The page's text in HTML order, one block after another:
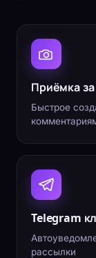
Приёмка
Быстрое
Telegram
рассылки